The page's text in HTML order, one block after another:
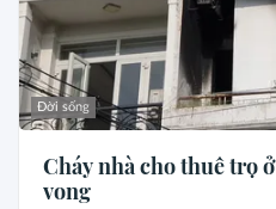
Đời sống
Cháy nhà cho thuê trọ
vong